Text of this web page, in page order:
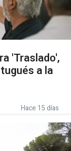
'Traslado',
a la
Hace 15 días